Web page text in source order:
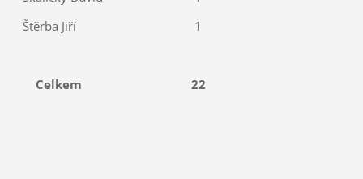
Štěrba Jiří
1
Celkem 22